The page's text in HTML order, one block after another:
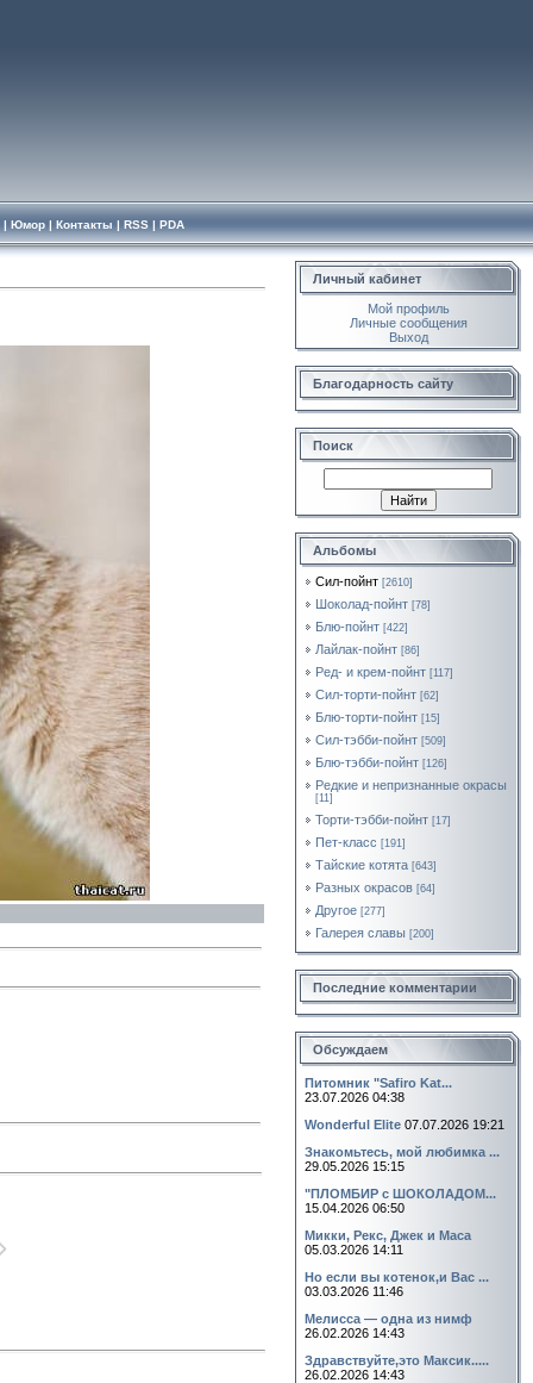
| Юмор| Контакты | RSS| PDA
Личный кабинет
Мой профиль
Личные сообщения
Выход
Благодарность сайту
Поиск
Альбомы
Сил-пойнт [2610]
Шоколад-пойнт [78]
Блю-пойнт [422]
Лайлак-пойнт [86]
Ред- и крем-пойнт [117]
Сил-торти-пойнт [62]
Блю-торти-пойнт [15]
Сил-тэбби-пойнт [509]
Блю-тэбби-пойнт [126]
Редкие и непризнанные окрасы
[11]
Торти-тэбби-пойнт [17]
Пет-класс [191]
Тайские котята [643]
Разных окрасов [64]
Другое [277]
Галерея славы [200]
Последние комментарии
Обсуждаем
Питомник "Safiro Kat...
23.07.2026 04:38
Wonderful Elite 07.07.2026 19:21
Знакомьтесь, мой любимка ...
29.05.2026 15:15
"ПЛОМБИР с ШОКОЛАДОМ...
15.04.2026 06:50
Микки, Рекс, Джек и Маса
05.03.2026 14:11
Но если вы котенок,и Вас ...
03.03.2026 11:46
Мелисса — одна из нимф
26.02.2026 14:43
Здравствуйте,это Максик.....
26.02.2026 14:43